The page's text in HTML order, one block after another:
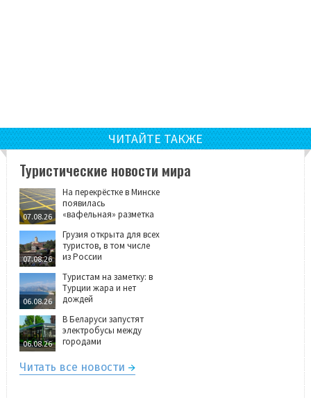
ЧИТАЙТЕ ТАКЖЕ
Туристические новости мира
07.08.26
На перекрёстке в Минске
появилась
«вафельная» разметка
07.08.26
Грузия открыта для всех
туристов, в том числе
из России
06.08.26
Туристам на заметку: в
Турции жара и нет
дождей
06.08.26
В Беларуси запустят
электробусы между
городами
Читать все новости